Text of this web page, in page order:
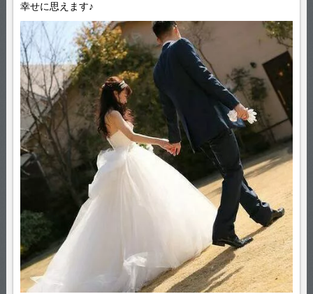
幸せに思えます♪